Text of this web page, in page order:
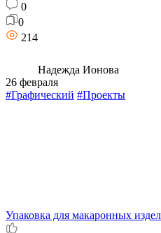
0
0
214
Надежда Ионова
26 февраля
#Графический #Проекты
Упаковка для макаронных